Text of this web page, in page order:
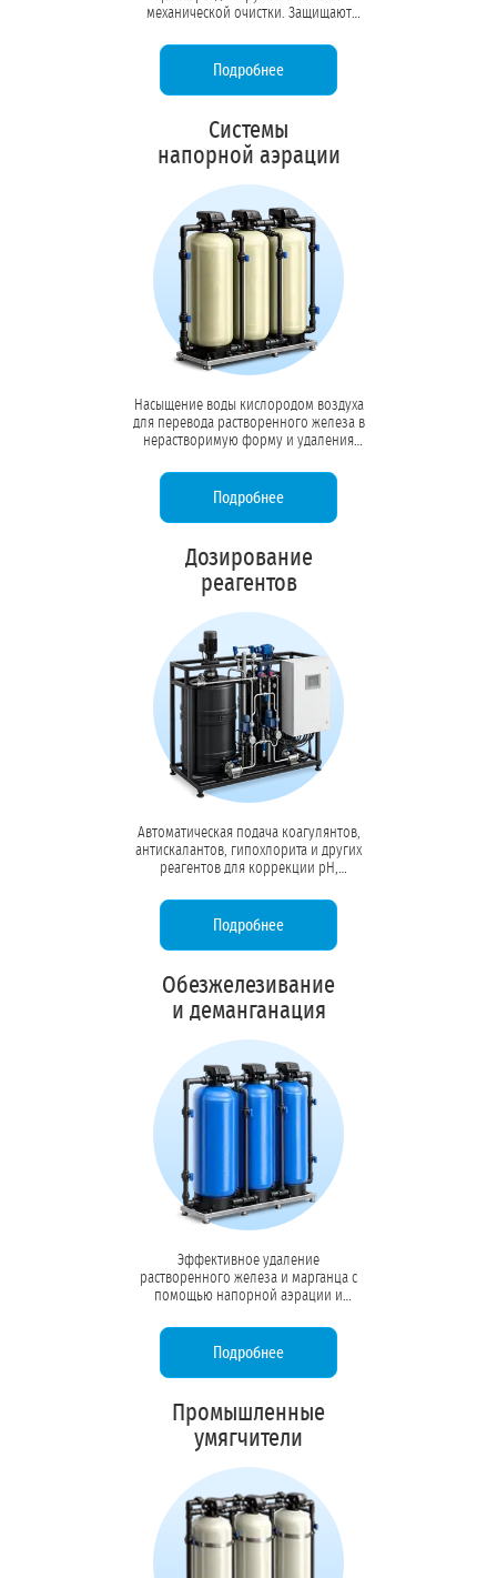
механической очистки. Защищают
оборудование от абразивного износа
и засоров.
Подробнее
Системы
напорной аэрации
Насыщение воды кислородом воздуха
для перевода растворенного железа в
нерастворимую форму и удаления
Первый этап комплексной очистки
скважинной воды.
Подробнее
Дозирование
реагентов
Автоматическая подача коагулянтов,
антискалантов, гипохлорита и других
реагентов для коррекции pH,
обеззараживания. Точный контроль
дозировки насосами-дозаторами.
Подробнее
Обезжелезивание
и деманганация
Эффективное удаление
растворенного железа и марганца с
помощью напорной аэрации и
трубопроводы, теплообменники и
продукцию от ржавчины и
Подробнее
Промышленные
умягчители